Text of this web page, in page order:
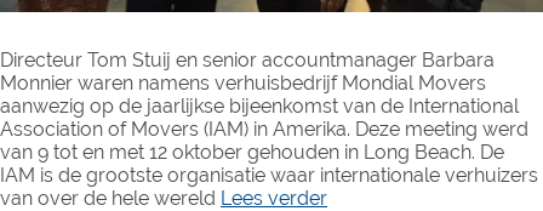
Directeur Tom Stuij en senior accountmanager Barbara
Monnier waren namens verhuisbedrijf Mondial Movers
aanwezig op de jaarlijkse bijeenkomst van de International
Association of Movers (IAM) in Amerika. Deze meeting werd
van 9 tot en met 12 oktober gehouden in Long Beach. De
IAM is de grootste organisatie waar internationale verhuizers
van over de hele wereld Lees verder